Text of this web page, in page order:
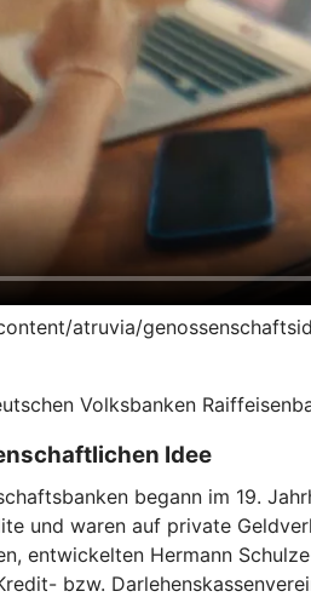
atruvia/
Volksbanken
Idee
begann im 19.
und waren auf private
entwickelten Hermann
bzw.